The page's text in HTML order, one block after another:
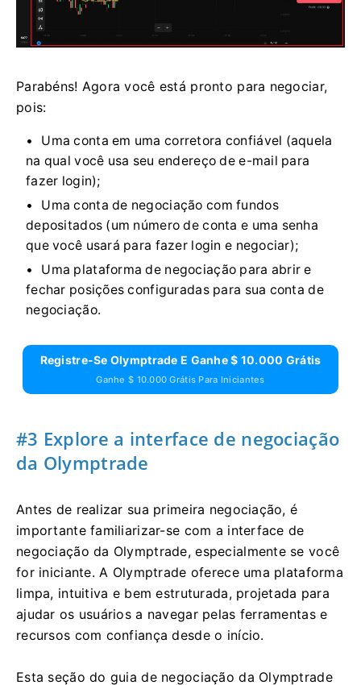
Parabéns! Agora você está pronto para negociar,
pois:
Uma conta em uma corretora confiável (aquela
na qual você usa seu endereço de e-mail para
fazer login);
Uma conta de negociação com fundos
depositados (um número de conta e uma senha
que você usará para fazer login e negociar);
Uma plataforma de negociação para abrir e
fechar posições configuradas para sua conta de
negociação.
Registre-Se Olymptrade E Ganhe $ 10.000 Grátis
Ganhe $ 10.000 Grátis Para Iniciantes
#3 Explore a interface de negociação
da Olymptrade
Antes de realizar sua primeira negociação, é
importante familiarizar-se com a interface de
negociação da Olymptrade, especialmente se você
for iniciante. A Olymptrade oferece uma plataforma
limpa, intuitiva e bem estruturada, projetada para
ajudar os usuários a navegar pelas ferramentas e
recursos com confiança desde o início.
Esta seção do guia de negociação da Olymptrade